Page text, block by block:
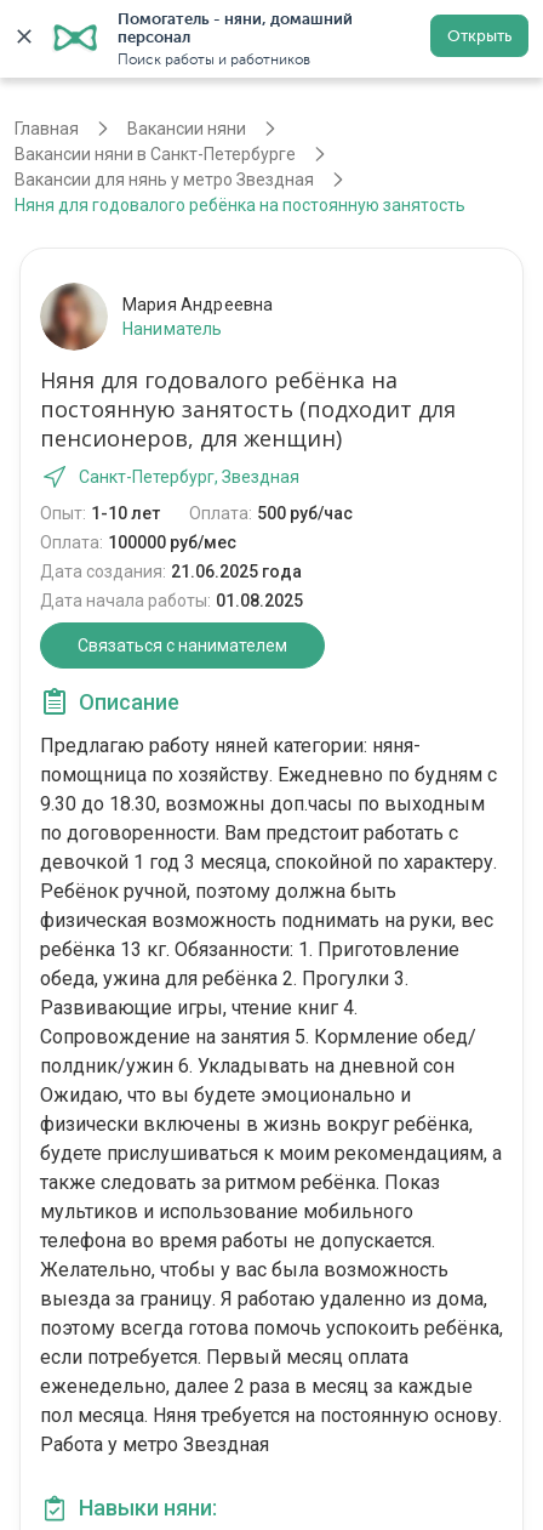
Помогатель - няни, домашний
персонал
Поиск работы и работников
Открыть
Санкт-Петербург Регистрация
Главная
Вакансии няни
Вакансии няни в Санкт-Петербурге
Вакансии для нянь у метро Звездная
Няня для годовалого ребёнка на постоянную занятость
Мария Андреевна
Наниматель
Няня для годовалого ребёнка на
постоянную занятость (подходит для
пенсионеров, для женщин)
Санкт-Петербург, Звездная
Опыт: 1-10 лет Оплата: 500 руб/час
Оплата: 100000 руб/мес
Дата создания: 21.06.2025 года
Дата начала работы: 01.08.2025
Связаться с нанимателем
Описание
Предлагаю работу няней категории: няня-
помощница по хозяйству. Ежедневно по будням с
9.30 до 18.30, возможны доп.часы по выходным
по договоренности. Вам предстоит работать с
девочкой 1 год 3 месяца, спокойной по характеру.
Ребёнок ручной, поэтому должна быть
физическая возможность поднимать на руки, вес
ребёнка 13 кг. Обязанности: 1. Приготовление
обеда, ужина для ребёнка 2. Прогулки 3.
Развивающие игры, чтение книг 4.
Сопровождение на занятия 5. Кормление обед/
полдник/ужин 6. Укладывать на дневной сон
Ожидаю, что вы будете эмоционально и
физически включены в жизнь вокруг ребёнка,
будете прислушиваться к моим рекомендациям, а
также следовать за ритмом ребёнка. Показ
мультиков и использование мобильного
телефона во время работы не допускается.
Желательно, чтобы у вас была возможность
выезда за границу. Я работаю удаленно из дома,
поэтому всегда готова помочь успокоить ребёнка,
если потребуется. Первый месяц оплата
еженедельно, далее 2 раза в месяц за каждые
пол месяца. Няня требуется на постоянную основу.
Работа у метро Звездная
Навыки няни: